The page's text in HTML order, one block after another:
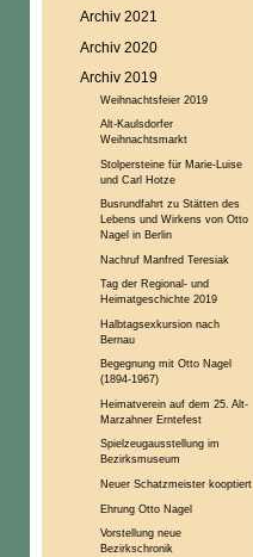
Archiv 2021
Archiv 2020
Archiv 2019
Weihnachtsfeier 2019
Alt-Kaulsdorfer
Weihnachtsmarkt
Stolpersteine für Marie-Luise
und Carl Hotze
Busrundfahrt zu Stätten des
Lebens und Wirkens von Otto
Nagel in Berlin
Nachruf Manfred Teresiak
Tag der Regional- und
Heimatgeschichte 2019
Halbtagsexkursion nach
Bernau
Begegnung mit Otto Nagel
(1894-1967)
Heimatverein auf dem 25. Alt-
Marzahner Erntefest
Spielzeugausstellung im
Bezirksmuseum
Neuer Schatzmeister kooptiert
Ehrung Otto Nagel
Vorstellung neue
Bezirkschronik